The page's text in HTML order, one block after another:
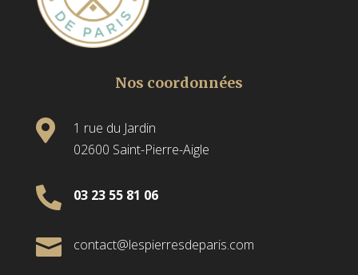
Nos coordonnées

1 rue du Jardin
02600 Saint-Pierre-Aigle
 03 23 55 81 06
 contact@lespierresdeparis.com